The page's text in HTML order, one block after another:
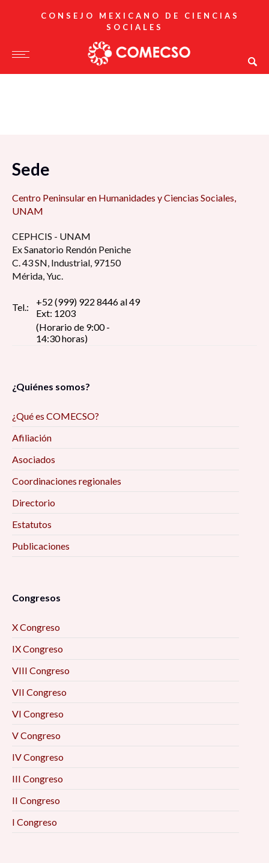
CONSEJO MEXICANO DE CIENCIAS
SOCIALES
Sede
Centro Peninsular en Humanidades y Ciencias Sociales,
UNAM
CEPHCIS - UNAM
Ex Sanatorio Rendón Peniche
C. 43 SN, Industrial, 97150
Mérida, Yuc.
Tel.:
+52 (999) 922 8446 al 49
Ext: 1203
(Horario de 9:00 -
14:30 horas)
¿Quiénes somos?
¿Qué es COMECSO?
Afiliación
Asociados
Coordinaciones regionales
Directorio
Estatutos
Publicaciones
Congresos
X Congreso
IX Congreso
VIII Congreso
VII Congreso
VI Congreso
V Congreso
IV Congreso
III Congreso
II Congreso
I Congreso